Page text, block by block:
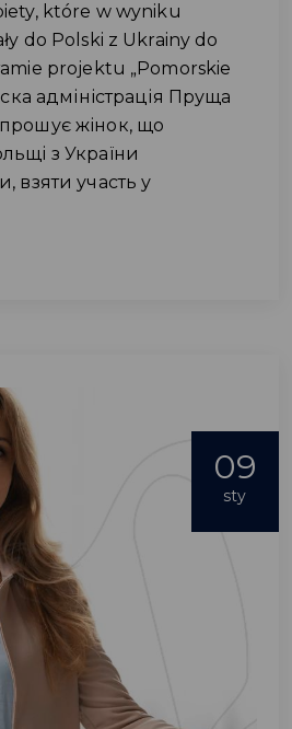
które w wyniku
do ​​Polski z Ukrainy do
projektu „Pomorskie
адміністрація Пруща
жінок, що
з України
взяти участь у
09
sty